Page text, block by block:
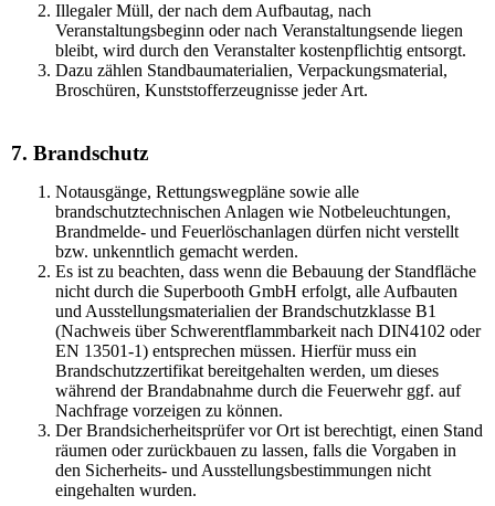
Illegaler Müll, der nach dem Aufbautag, nach
Veranstaltungsbeginn oder nach Veranstaltungsende liegen
bleibt, wird durch den Veranstalter kostenpflichtig entsorgt.
Dazu zählen Standbaumaterialien, Verpackungsmaterial,
Broschüren, Kunststofferzeugnisse jeder Art.
7. Brandschutz
Notausgänge, Rettungswegpläne sowie alle
brandschutztechnischen Anlagen wie Notbeleuchtungen,
Brandmelde- und Feuerlöschanlagen dürfen nicht verstellt
bzw. unkenntlich gemacht werden.
Es ist zu beachten, dass wenn die Bebauung der Standfläche
nicht durch die Superbooth GmbH erfolgt, alle Aufbauten
und Ausstellungsmaterialien der Brandschutzklasse B1
(Nachweis über Schwerentflammbarkeit nach DIN4102 oder
EN 13501-1) entsprechen müssen. Hierfür muss ein
Brandschutzzertifikat bereitgehalten werden, um dieses
während der Brandabnahme durch die Feuerwehr ggf. auf
Nachfrage vorzeigen zu können.
Der Brandsicherheitsprüfer vor Ort ist berechtigt, einen Stand
räumen oder zurückbauen zu lassen, falls die Vorgaben in
den Sicherheits- und Ausstellungsbestimmungen nicht
eingehalten wurden.